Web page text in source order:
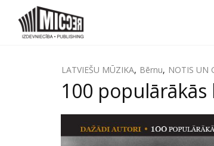
LATVIEŠU MŪZIKA, Bērnu, NOTIS UN
100